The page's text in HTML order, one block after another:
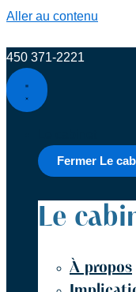
Aller au contenu
‍450 ‍371-2221
Fermer Le
Le
À propos